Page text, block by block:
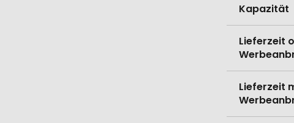
Kapazität
Lieferzeit
Lieferzeit